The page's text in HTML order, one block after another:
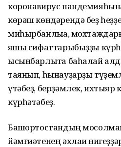
коронавирус
көрәш көндәрендә беҙ
миһырбанлыҡҡа,
яҡшы сифаттарыбыҙҙы
ысынбарлыҡта баһалай
таянып, һынауҙарҙы
үтәбеҙ, берҙәмлек, ихтыяр
күрһәтәбеҙ.
Башҡортостандың
йәмғиәтенең әхлаҡи